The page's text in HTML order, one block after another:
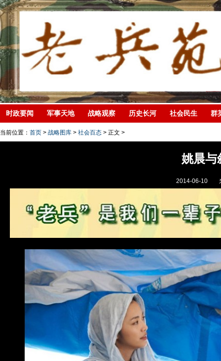
时政要闻 军事天地 战略观察 历史长河 社会民生 群
当前位置： 首页 > 战略图库 > 社会百态 > 正文 >
姚晨与
2014-06-10